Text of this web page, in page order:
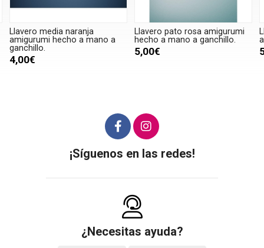
Llavero media naranja
amigurumi hecho a mano a
ganchillo.
4,00€
Llavero pato rosa amigurumi
hecho a mano a ganchillo.
5,00€
¡Síguenos en las redes!
¿Necesitas ayuda?